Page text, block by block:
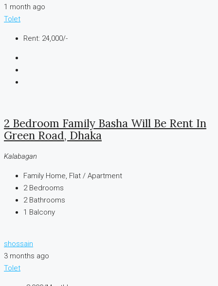
1 month ago
Tolet
Rent: 24,000/-
2 Bedroom Family Basha Will Be Rent In
Green Road, Dhaka
Kalabagan
Family Home, Flat / Apartment
2 Bedrooms
2 Bathrooms
1 Balcony
shossain
3 months ago
Tolet